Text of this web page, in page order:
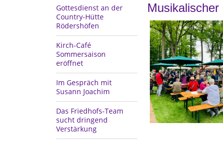
Gottesdienst an der
Country-Hütte
Rödershöfen
Kirch-Café
Sommersaison
eröffnet
Im Gespräch mit
Susann Joachim
Das Friedhofs-Team
sucht dringend
Verstärkung